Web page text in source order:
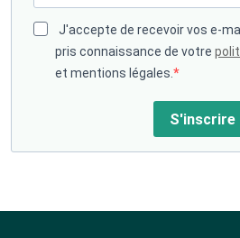
J'accepte de recevoir vos e-
pris connaissance de votre
et mentions légales.
S'inscrire